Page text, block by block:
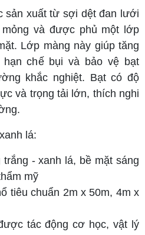
sản xuất từ sợi dệt đan lưới
và được phủ một lớp
Lớp màng này giúp tăng
hạn chế bụi và bảo vệ bạt
khắc nghiệt. Bạt có độ
và trọng tải lớn, thích nghi
lá:
- xanh lá, bề mặt sáng
mỹ
tiêu chuẩn 2m x 50m, 4m x
tác động cơ học, vật lý